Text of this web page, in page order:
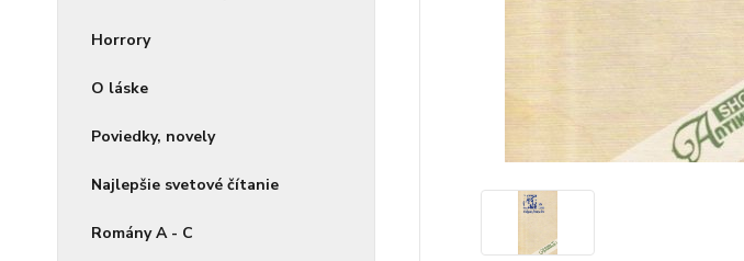
Horrory
O láske
Poviedky, novely
Najlepšie svetové čítanie
Romány A - C